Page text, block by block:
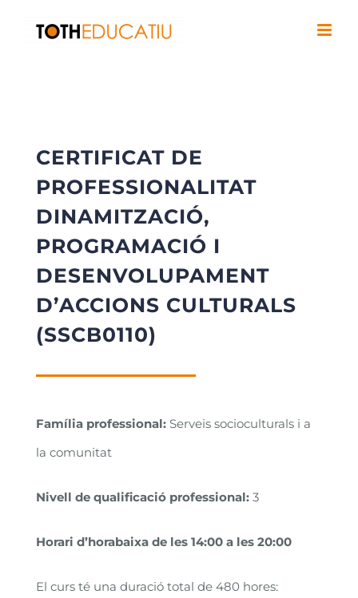
CERTIFICAT DE
PROFESSIONALITAT
DINAMITZACIÓ,
PROGRAMACIÓ I
DESENVOLUPAMENT
D’ACCIONS CULTURALS
(SSCB0110)
Família professional:Serveis socioculturals i a
la comunitat
Nivell de qualificació professional:3
Horari d’horabaixa de les 14:00 a les 20:00
El curs té una duració total de 480 hores: